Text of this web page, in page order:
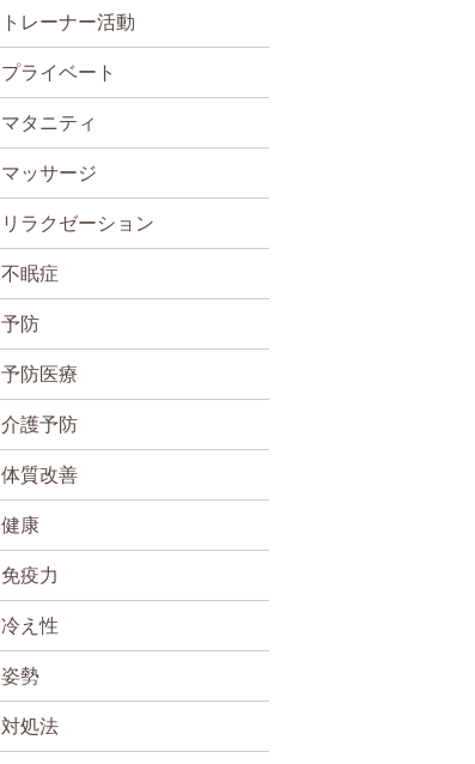
トレーナー活動
プライベート
マタニティ
マッサージ
リラクゼーション
不眠症
予防
予防医療
介護予防
体質改善
健康
免疫力
冷え性
姿勢
対処法